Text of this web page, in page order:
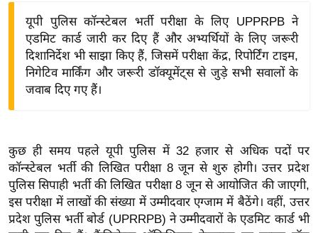
द्यो
वि
शे
ष
ज्ञ
रा
यूपी पुलिस कॉन्स्टेबल भर्ती परीक्षा के लिए UPPRPB ने
एडमिट कार्ड जारी कर दिए हैं और अभ्यर्थियों के लिए जरूरी
दिशानिर्देश भी साझा किए हैं, जिसमें परीक्षा केंद्र, रिपोर्टिंग टाइम,
निगेटिव मार्किंग और जरूरी डॉक्यूमेंट्स से जुड़े सभी सवालों के
जवाब दिए गए हैं।
कुछ ही समय पहले यूपी पुलिस में 32 हजार से अधिक पदों पर
कॉन्स्टेबल भर्ती की लिखित परीक्षा 8 जून से शुरु होगी। उत्तर प्रदेश
पुलिस सिपाही भर्ती की लिखित परीक्षा 8 जून से आयोजित की जाएगी,
इस परीक्षा में लाखों की संख्या में उम्मीदवार एग्जाम में बैठेंगे। वहीं, उत्तर
प्रदेश पुलिस भर्ती बोर्ड (UPRRPB) ने उम्मीदवारों के एडमिट कार्ड भी